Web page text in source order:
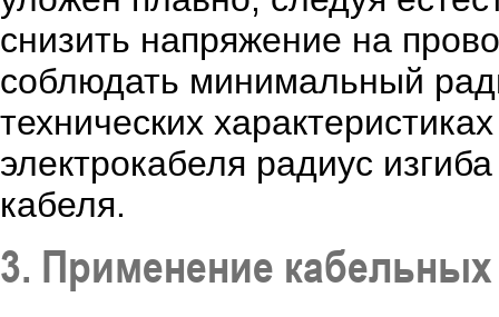
снизить напряжение на
соблюдать минимальный
технических
электрокабеля радиус
кабеля.
3. Применение